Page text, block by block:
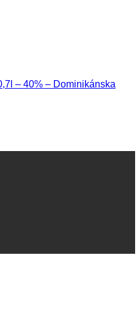
– 40% – Dominikánska